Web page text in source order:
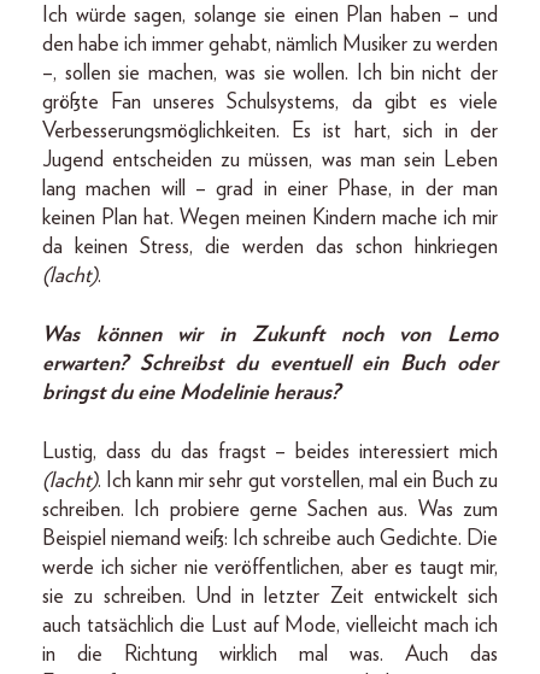
Ich würde sagen, solange sie einen Plan haben – und
den habe ich immer gehabt, nämlich Musiker zu werden
–, sollen sie machen, was sie wollen. Ich bin nicht der
größte Fan unseres Schulsystems, da gibt es viele
Verbesserungsmöglichkeiten. Es ist hart, sich in der
Jugend entscheiden zu müssen, was man sein Leben
lang machen will – grad in einer Phase, in der man
keinen Plan hat. Wegen meinen Kindern mache ich mir
da keinen Stress, die werden das schon hinkriegen
(lacht).
Was können wir in Zukunft noch von Lemo
erwarten? Schreibst du eventuell ein Buch oder
bringst du eine Modelinie heraus?
Lustig, dass du das fragst – beides interessiert mich
(lacht). Ich kann mir sehr gut vorstellen, mal ein Buch zu
schreiben. Ich probiere gerne Sachen aus. Was zum
Beispiel niemand weiß: Ich schreibe auch Gedichte. Die
werde ich sicher nie veröffentlichen, aber es taugt mir,
sie zu schreiben. Und in letzter Zeit entwickelt sich
auch tatsächlich die Lust auf Mode, vielleicht mach ich
in die Richtung wirklich mal was. Auch das